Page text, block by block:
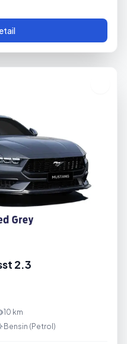
2.3
10 km
Bensin (Petrol)